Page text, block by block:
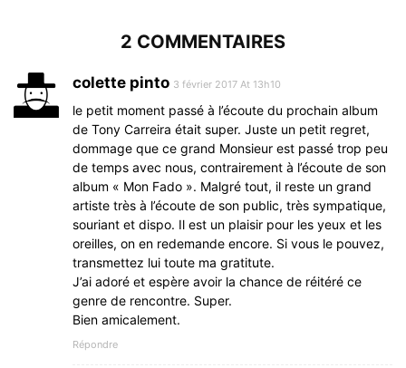
2 COMMENTAIRES
colette pinto 3 février 2017 At 13h10
le petit moment passé à l’écoute du prochain album
de Tony Carreira était super. Juste un petit regret,
dommage que ce grand Monsieur est passé trop peu
de temps avec nous, contrairement à l’écoute de son
album « Mon Fado ». Malgré tout, il reste un grand
artiste très à l’écoute de son public, très sympatique,
souriant et dispo. Il est un plaisir pour les yeux et les
oreilles, on en redemande encore. Si vous le pouvez,
transmettez lui toute ma gratitute.
J’ai adoré et espère avoir la chance de réitéré ce
genre de rencontre. Super.
Bien amicalement.
Répondre